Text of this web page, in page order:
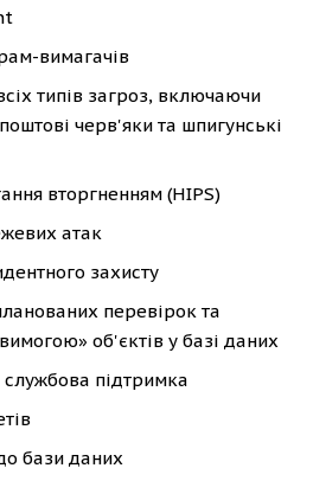
вимагачів
типів загроз, включаючи
черв'яки та шпигунські
вторгненням (HIPS)
атак
захисту
перевірок та
об'єктів у базі даних
підтримка
бази даних